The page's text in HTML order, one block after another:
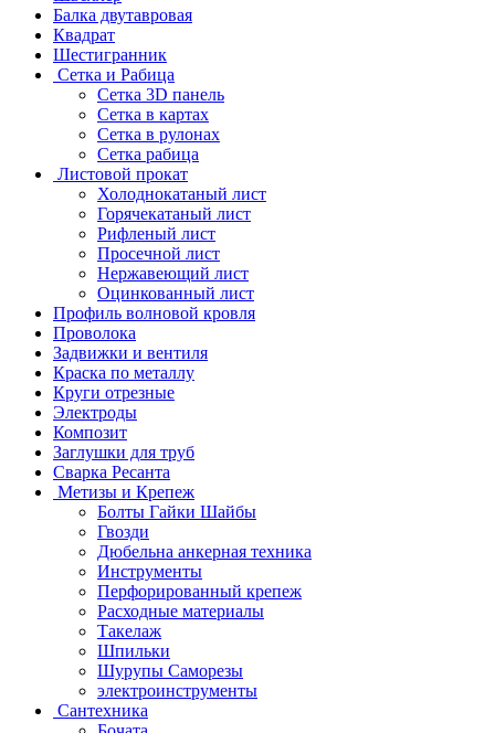
Балка двутавровая
Квадрат
Шестигранник
Сетка и Рабица
Сетка 3D панель
Сетка в картах
Сетка в рулонах
Сетка рабица
Листовой прокат
Холоднокатаный лист
Горячекатаный лист
Рифленый лист
Просечной лист
Нержавеющий лист
Оцинкованный лист
Профиль волновой кровля
Проволока
Задвижки и вентиля
Краска по металлу
Круги отрезные
Электроды
Композит
Заглушки для труб
Сварка Ресанта
Метизы и Крепеж
Болты Гайки Шайбы
Гвозди
Дюбельна анкерная техника
Инструменты
Перфорированный крепеж
Расходные материалы
Такелаж
Шпильки
Шурупы Саморезы
электроинструменты
Сантехника